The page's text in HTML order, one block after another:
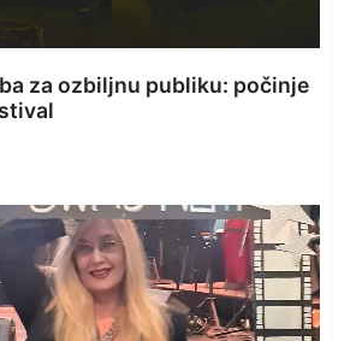
za ozbiljnu publiku: počinje